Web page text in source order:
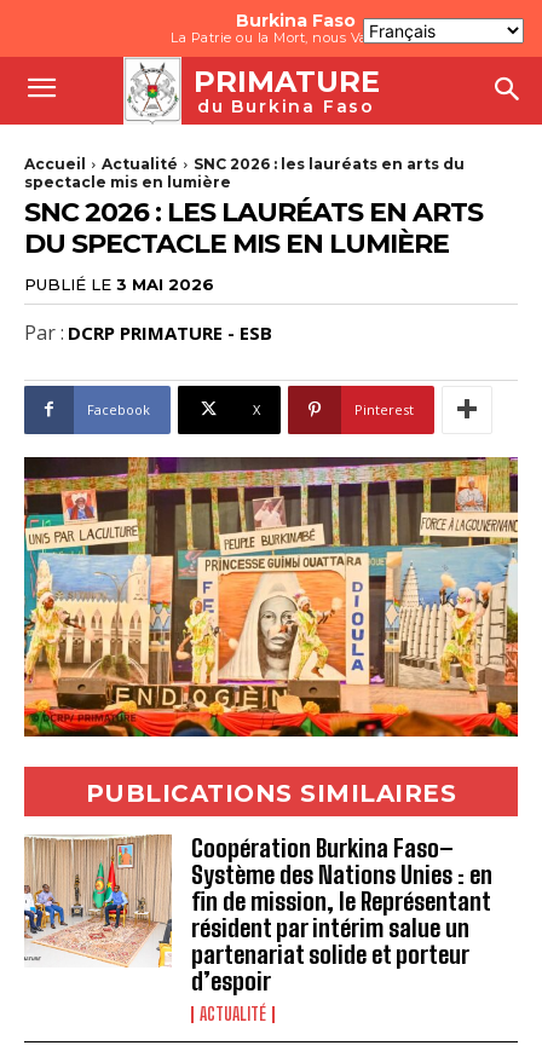
Burkina Faso
La Patrie ou la Mort, nous Vaincrons
PRIMATURE
du Burkina Faso
Accueil Actualité
SNC 2026 : les lauréats en arts du
spectacle mis en lumière
SNC 2026 : LES LAURÉATS EN ARTS
DU SPECTACLE MIS EN LUMIÈRE
PUBLIÉ LE 3 MAI 2026
Par : DCRP PRIMATURE - ESB
Facebook X Pinterest
PUBLICATIONS SIMILAIRES
Coopération Burkina Faso–
Système des Nations Unies : en
fin de mission, le Représentant
résident par intérim salue un
partenariat solide et porteur
d’espoir
ACTUALITÉ